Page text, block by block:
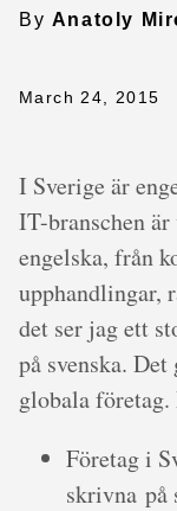
By Anatoly
March 24, 2015
I Sverige är
IT-branschen
engelska, från
upphandlingar,
det ser jag ett
på svenska.
globala
Företag i
skrivna på